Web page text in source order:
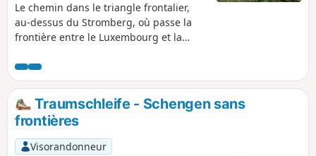
Le chemin dans le triangle frontalier,
au-dessus du Stromberg, où passe la
frontière entre le Luxembourg et la
vallée de la Moselle, le Luxembourg, la
France et l'Allemagne. Ici, les
randonneurs peuvent découvrir
l'Europe sans frontières.
Traumschleife - Schengen sans
frontières
Visorandonneur